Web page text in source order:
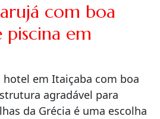
com boa
piscina em
hotel em Itaiçaba com boa
agradável para
da Grécia é uma escolha